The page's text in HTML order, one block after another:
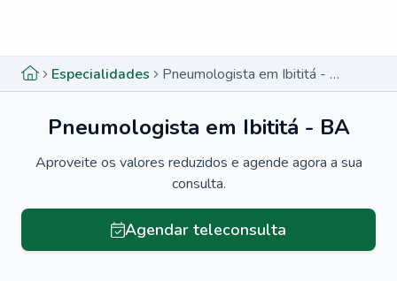
Especialidades Pneumologista em Ibititá - BA
Pneumologista em Ibititá - BA
Aproveite os valores reduzidos e agende agora a sua
consulta.
Agendar teleconsulta